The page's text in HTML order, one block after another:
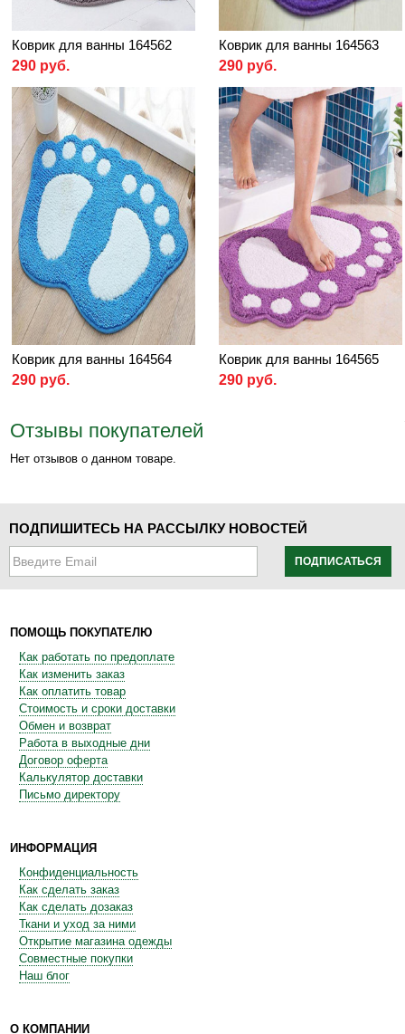
Коврик для ванны 164562
290 руб.
Коврик для ванны 164563
290 руб.
Коврик для ванны 164564
290 руб.
Коврик для ванны 164565
290 руб.
Отзывы покупателей
Нет отзывов о данном товаре.
ПОДПИШИТЕСЬ НА РАССЫЛКУ НОВОСТЕЙ
ПОДПИСАТЬСЯ
ПОМОЩЬ ПОКУПАТЕЛЮ
Как работать по предоплате
Как изменить заказ
Как оплатить товар
Стоимость и сроки доставки
Обмен и возврат
Работа в выходные дни
Договор оферта
Калькулятор доставки
Письмо директору
ИНФОРМАЦИЯ
Конфиденциальность
Как сделать заказ
Как сделать дозаказ
Ткани и уход за ними
Открытие магазина одежды
Совместные покупки
Наш блог
О КОМПАНИИ